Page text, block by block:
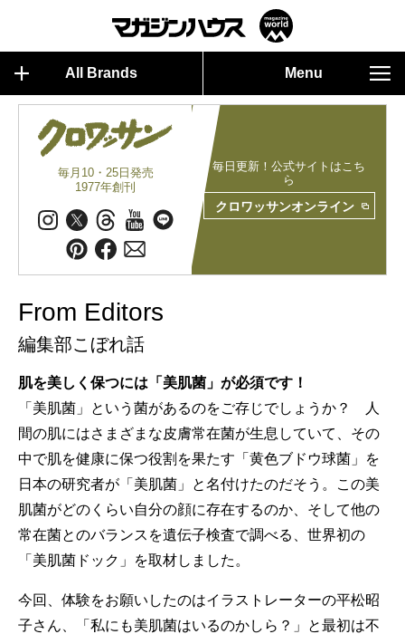
All Brands Menu
毎月10・25日発売
1977年創刊
毎日更新！公式サイトはこち
ら
クロワッサンオンライン
From Editors
編集部こぼれ話
肌を美しく保つには「美肌菌」が必須です！
「美肌菌」という菌があるのをご存じでしょうか？ 人
間の肌にはさまざまな皮膚常在菌が生息していて、その
中で肌を健康に保つ役割を果たす「黄色ブドウ球菌」を
日本の研究者が「美肌菌」と名付けたのだそう。この美
肌菌がどのくらい自分の顔に存在するのか、そして他の
常在菌とのバランスを遺伝子検査で調べる、世界初の
「美肌菌ドック」を取材しました。
今回、体験をお願いしたのはイラストレーターの平松昭
子さん、「私にも美肌菌はいるのかしら？」と最初は不